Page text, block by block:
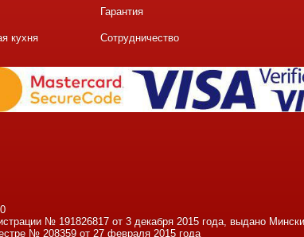
кухня
Гарантия
Сотрудничество
№ 191826817 от 3 декабря 2015 года, выдано
№ 208359 от 27 февраля 2015 года